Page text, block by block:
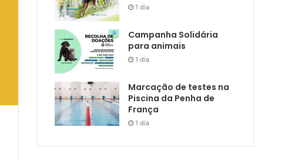
1 dia
Campanha Solidária
para animais
1 dia
Marcação de testes na
Piscina da Penha de
França
1 dia